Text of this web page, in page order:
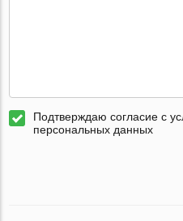
Подтверждаю согласие с
персональных данных